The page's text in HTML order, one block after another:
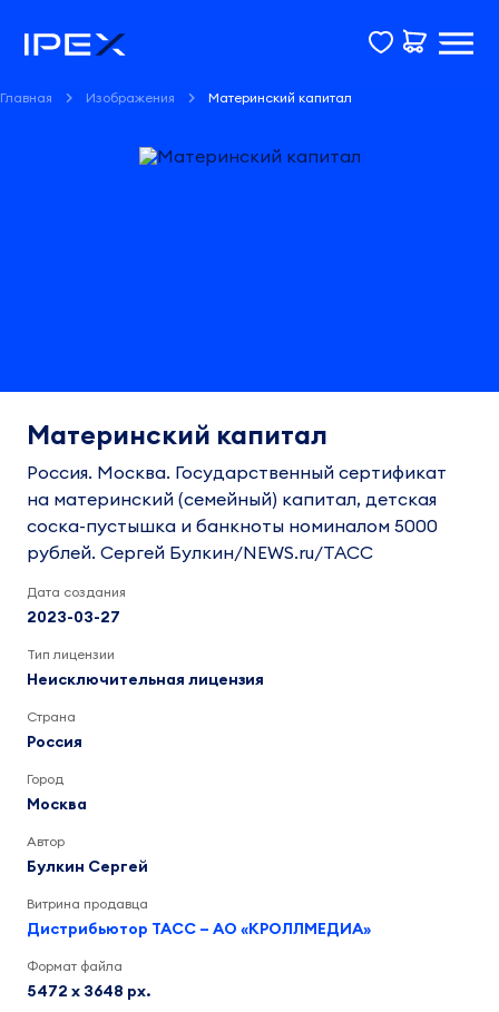
Главная Изображения Материнский капитал
Материнский капитал
Россия. Москва. Государственный сертификат
на материнский (семейный) капитал, детская
соска-пустышка и банкноты номиналом 5000
рублей. Сергей Булкин/NEWS.ru/TACC
Дата создания
2023-03-27
Тип лицензии
Неисключительная лицензия
Страна
Россия
Город
Москва
Автор
Булкин Сергей
Витрина продавца
Дистрибьютор ТАСС – АО «КРОЛЛМЕДИА»
Формат файла
5472 x 3648 px.